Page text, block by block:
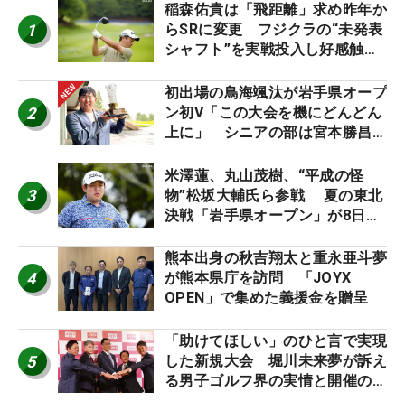
1
稲森佑貴は「飛距離」求め昨年か
らSRに変更 フジクラの“未発表
シャフト”を実戦投入し好感触
ーのヒトネタ！】
2
初出場の鳥海颯汰が岩手県オープ
ン初V「この大会を機にどんどん
上に」 シニアの部は宮本勝昌が
3
米澤蓮、丸山茂樹、“平成の怪
物”松坂大輔氏ら参戦 夏の東北
決戦「岩手県オープン」が8日開
4
熊本出身の秋吉翔太と重永亜斗夢
が熊本県庁を訪問 「JOYX
OPEN」で集めた義援金を贈呈
5
「助けてほしい」のひと言で実現
した新規大会 堀川未来夢が訴え
る男子ゴルフ界の実情と開催の舞